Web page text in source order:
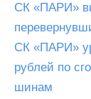
СК «ПАРИ»
СК «ПАРИ»
рублей по
шинам